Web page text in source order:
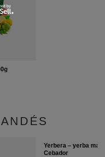
Yerbera – yerba
Cebador